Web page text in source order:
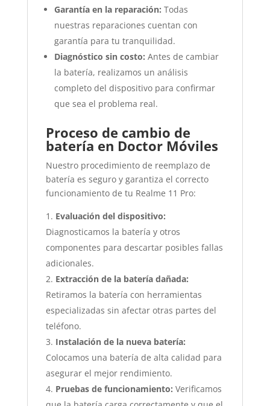
Garantía en la reparación: Todas
nuestras reparaciones cuentan con
garantía para tu tranquilidad.
Diagnóstico sin costo: Antes de cambiar
la batería, realizamos un análisis
completo del dispositivo para confirmar
que sea el problema real.
Proceso de cambio de
batería en Doctor Móviles
Nuestro procedimiento de reemplazo de
batería es seguro y garantiza el correcto
funcionamiento de tu Realme 11 Pro:
Evaluación del dispositivo:
Diagnosticamos la batería y otros
componentes para descartar posibles fallas
adicionales.
Extracción de la batería dañada:
Retiramos la batería con herramientas
especializadas sin afectar otras partes del
teléfono.
Instalación de la nueva batería:
Colocamos una batería de alta calidad para
asegurar el mejor rendimiento.
Pruebas de funcionamiento: Verificamos